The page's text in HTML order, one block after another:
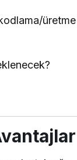
üretme